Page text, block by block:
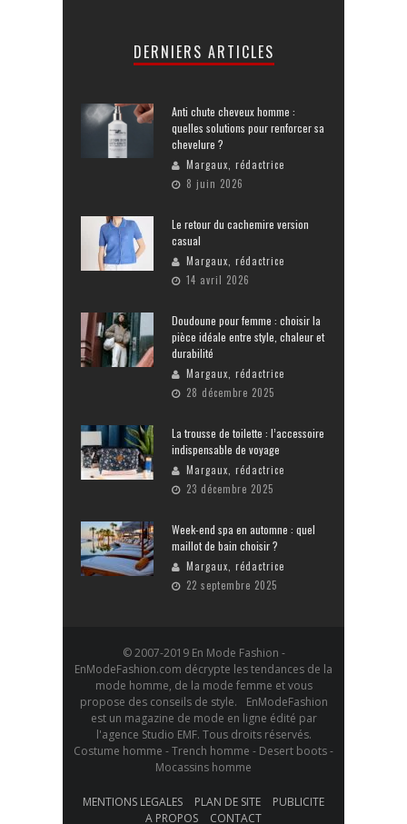
DERNIERS ARTICLES
Anti chute cheveux homme :
quelles solutions pour renforcer sa
chevelure ?
Margaux, rédactrice
8 juin 2026
Le retour du cachemire version
casual
Margaux, rédactrice
14 avril 2026
Doudoune pour femme : choisir la
pièce idéale entre style, chaleur et
durabilité
Margaux, rédactrice
28 décembre 2025
La trousse de toilette : l’accessoire
indispensable de voyage
Margaux, rédactrice
23 décembre 2025
Week-end spa en automne : quel
maillot de bain choisir ?
Margaux, rédactrice
22 septembre 2025
© 2007-2019 En Mode Fashion -
EnModeFashion.com décrypte les tendances de la
mode homme, de la mode femme et vous
propose des conseils de style. EnModeFashion
est un magazine de mode en ligne édité par
l'agence Studio EMF. Tous droits réservés.
Costume homme - Trench homme - Desert boots -
Mocassins homme
MENTIONS LEGALES PLAN DE SITE
PUBLICITE
A PROPOS
CONTACT